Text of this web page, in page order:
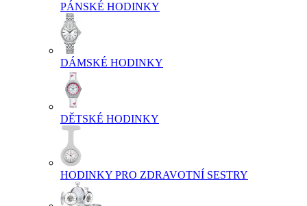
PÁNSKÉ HODINKY
DÁMSKÉ HODINKY
DĚTSKÉ HODINKY
HODINKY PRO ZDRAVOTNÍ SESTRY